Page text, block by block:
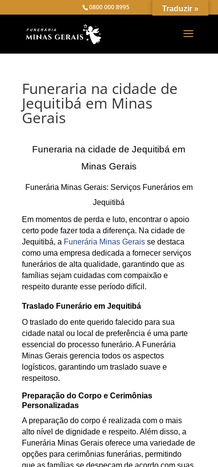
0800 000 8995
Funeraria na cidade de
Jequitibá em Minas
Gerais
Funeraria na cidade de Jequitibá em
Minas Gerais
Funerária Minas Gerais: Serviços Funerários em
Jequitibá
Em momentos de perda e luto, encontrar o apoio
certo pode fazer toda a diferença. Na cidade de
Jequitibá, a Funerária Minas Geraisse destaca
como uma empresa dedicada a fornecer serviços
funerários de alta qualidade, garantindo que as
famílias sejam cuidadas com compaixão e
respeito durante esse período difícil.
Traslado Funerário em Jequitibá
O traslado do ente querido falecido para sua
cidade natal ou local de preferência é uma parte
essencial do processo funerário. A Funerária
Minas Gerais gerencia todos os aspectos
logísticos, garantindo um traslado suave e
respeitoso.
Preparação do Corpo e Cerimônias
Personalizadas
A preparação do corpo é realizada com o mais
alto nível de dignidade e respeito. Além disso, a
Funerária Minas Gerais oferece uma variedade de
opções para cerimônias funerárias, permitindo
que as famílias se despeçam de acordo com suas
Traduzir »